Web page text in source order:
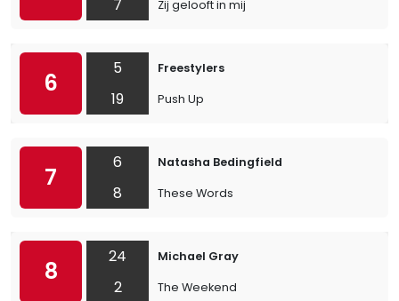
7 Zij gelooft in mij
6
5
19
Freestylers
Push Up
7
6
8
Natasha Bedingfield
These Words
8
24
2
Michael Gray
The Weekend